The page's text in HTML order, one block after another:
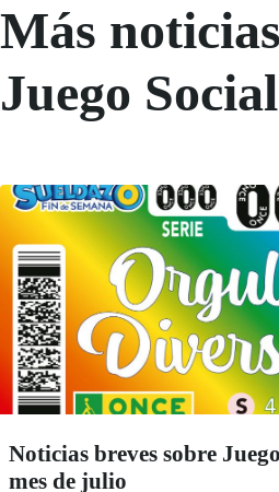
Más
Juego Social
Noticias breves sobre
mes de julio